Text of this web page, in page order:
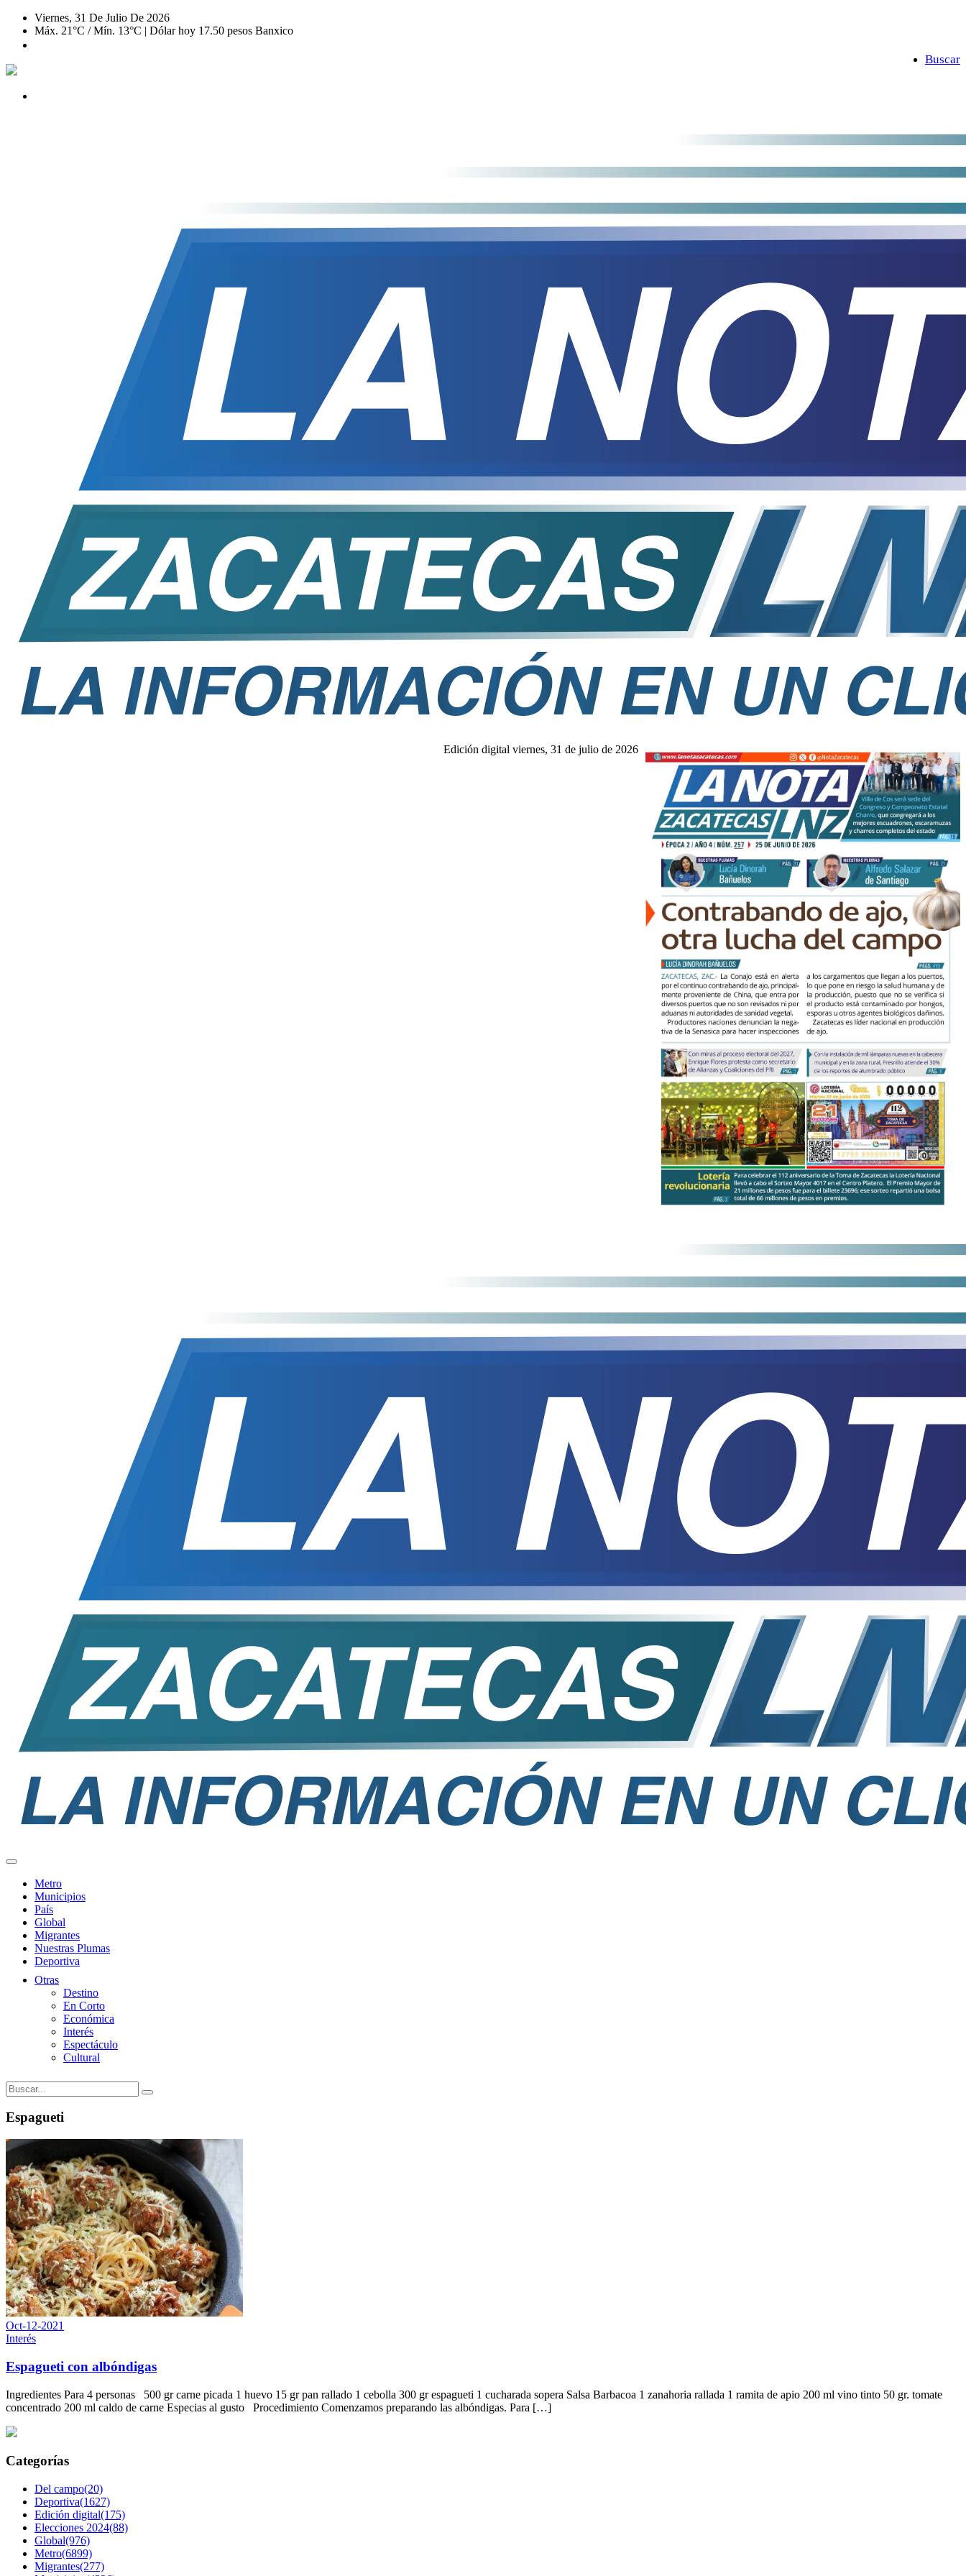
Viernes, 31 De Julio De 2026
Máx. 21°C / Mín. 13°C | Dólar hoy 17.50 pesos Banxico
Buscar
Edición digital viernes, 31 de julio de 2026
Metro
Municipios
País
Global
Migrantes
Nuestras Plumas
Deportiva
Otras
Destino
En Corto
Económica
Interés
Espectáculo
Cultural
Espagueti
Oct-12-2021
Interés
Espagueti con albóndigas
Ingredientes Para 4 personas 500 gr carne picada 1 huevo 15 gr pan rallado 1 cebolla 300 gr espagueti 1 cucharada sopera Salsa Barbacoa 1 zanahoria rallada 1 ramita de apio 200 ml vino tinto 50 gr. tomate
concentrado 200 ml caldo de carne Especias al gusto Procedimiento Comenzamos preparando las albóndigas. Para […]
Categorías
Del campo(20)
Deportiva(1627)
Edición digital(175)
Elecciones 2024(88)
Global(976)
Metro(6899)
Migrantes(277)